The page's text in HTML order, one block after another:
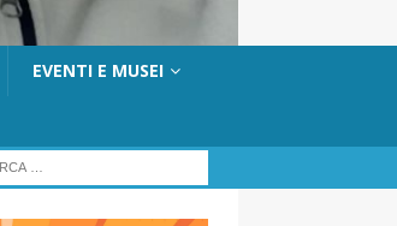
EVENTI E MUSEI